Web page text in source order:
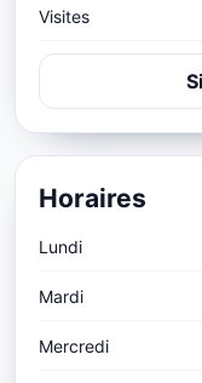
Visites
Horaires
Lundi
Mardi
Mercredi